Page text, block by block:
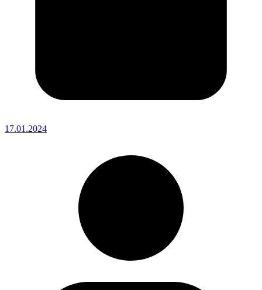
17.01.2024